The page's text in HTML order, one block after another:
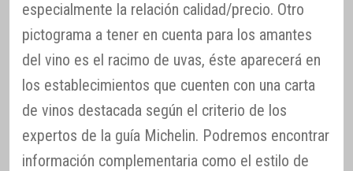
especialmente la relación calidad/precio. Otro
pictograma a tener en cuenta para los amantes
del vino es el racimo de uvas, éste aparecerá en
los establecimientos que cuenten con una carta
de vinos destacada según el criterio de los
expertos de la guía Michelin. Podremos encontrar
información complementaria como el estilo de